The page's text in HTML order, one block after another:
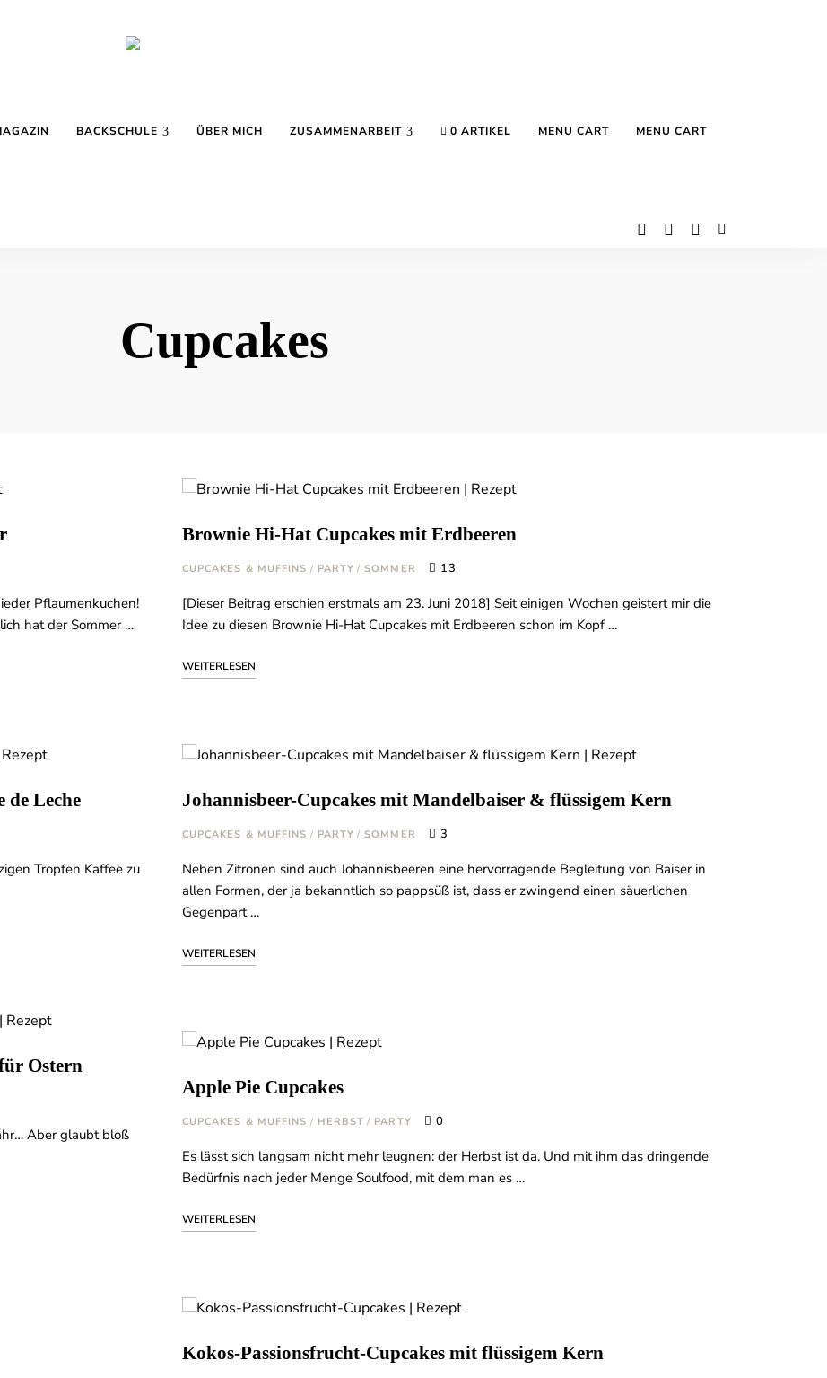
BACKSCHULE ÜBER MICH ZUSAMMENARBEIT 0 ARTIKEL MENU CART MENU CART
Cupcakes
Pflaumenkuchen!
hat der Sommer …
Leche
Tropfen Kaffee zu
Ostern
Aber glaubt bloß
Brownie Hi-Hat Cupcakes mit Erdbeeren
CUPCAKES & MUFFINS / PARTY / SOMMER 13
[Dieser Beitrag erschien erstmals am 23. Juni 2018] Seit einigen Wochen geistert mir die
Idee zu diesen Brownie Hi-Hat Cupcakes mit Erdbeeren schon im Kopf …
WEITERLESEN
Johannisbeer-Cupcakes mit Mandelbaiser & flüssigem Kern
CUPCAKES & MUFFINS / PARTY / SOMMER 3
Neben Zitronen sind auch Johannisbeeren eine hervorragende Begleitung von Baiser in
allen Formen, der ja bekanntlich so pappsüß ist, dass er zwingend einen säuerlichen
Gegenpart …
WEITERLESEN
Apple Pie Cupcakes
CUPCAKES & MUFFINS / HERBST / PARTY 0
Es lässt sich langsam nicht mehr leugnen: der Herbst ist da. Und mit ihm das dringende
Bedürfnis nach jeder Menge Soulfood, mit dem man es …
WEITERLESEN
Kokos-Passionsfrucht-Cupcakes mit flüssigem Kern